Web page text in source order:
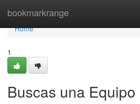
bookmarkrange
Home
Home
1
Buscas una Equipo